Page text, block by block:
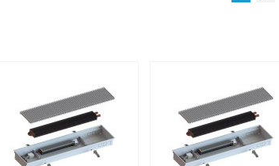
itermic Конвектор
внутрипольный
itermic Конвектор
внутрипольный